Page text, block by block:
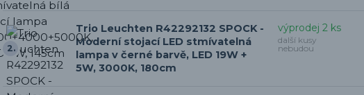
2.
Trio Leuchten R42292132 SPOCK -
Moderní stojací LED stmívatelná
lampa v černé barvě, LED 19W +
5W, 3000K, 180cm
výprodej 2 ks
další kusy
nebudou